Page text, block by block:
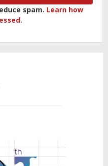
spam. Learn how